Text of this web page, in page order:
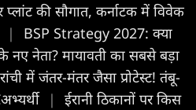
प्लांट की सौगात, कर्नाटक में विवेक
|
BSP Strategy 2027: क्या
नेता? मायावती का सबसे बड़ा
रांची में जंतर-मंतर जैसा प्रोटेस्ट! तंबू-
|
ईरानी ठिकानों पर किस